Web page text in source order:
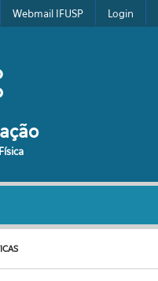
Webmail IFUSP Login